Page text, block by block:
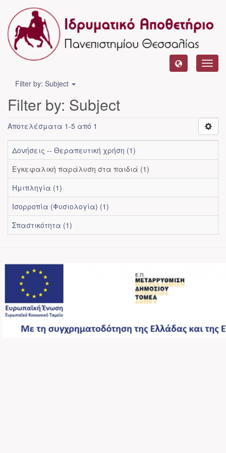
Filter by: Subject
Filter by: Subject
Αποτελέσματα 1-5 από 1
Δονήσεις -- Θεραπευτική χρήση (1)
Εγκεφαλική παράλυση στα παιδιά (1)
Ημιπληγία (1)
Ισορροπία (Φυσιολογία) (1)
Σπαστικότητα (1)